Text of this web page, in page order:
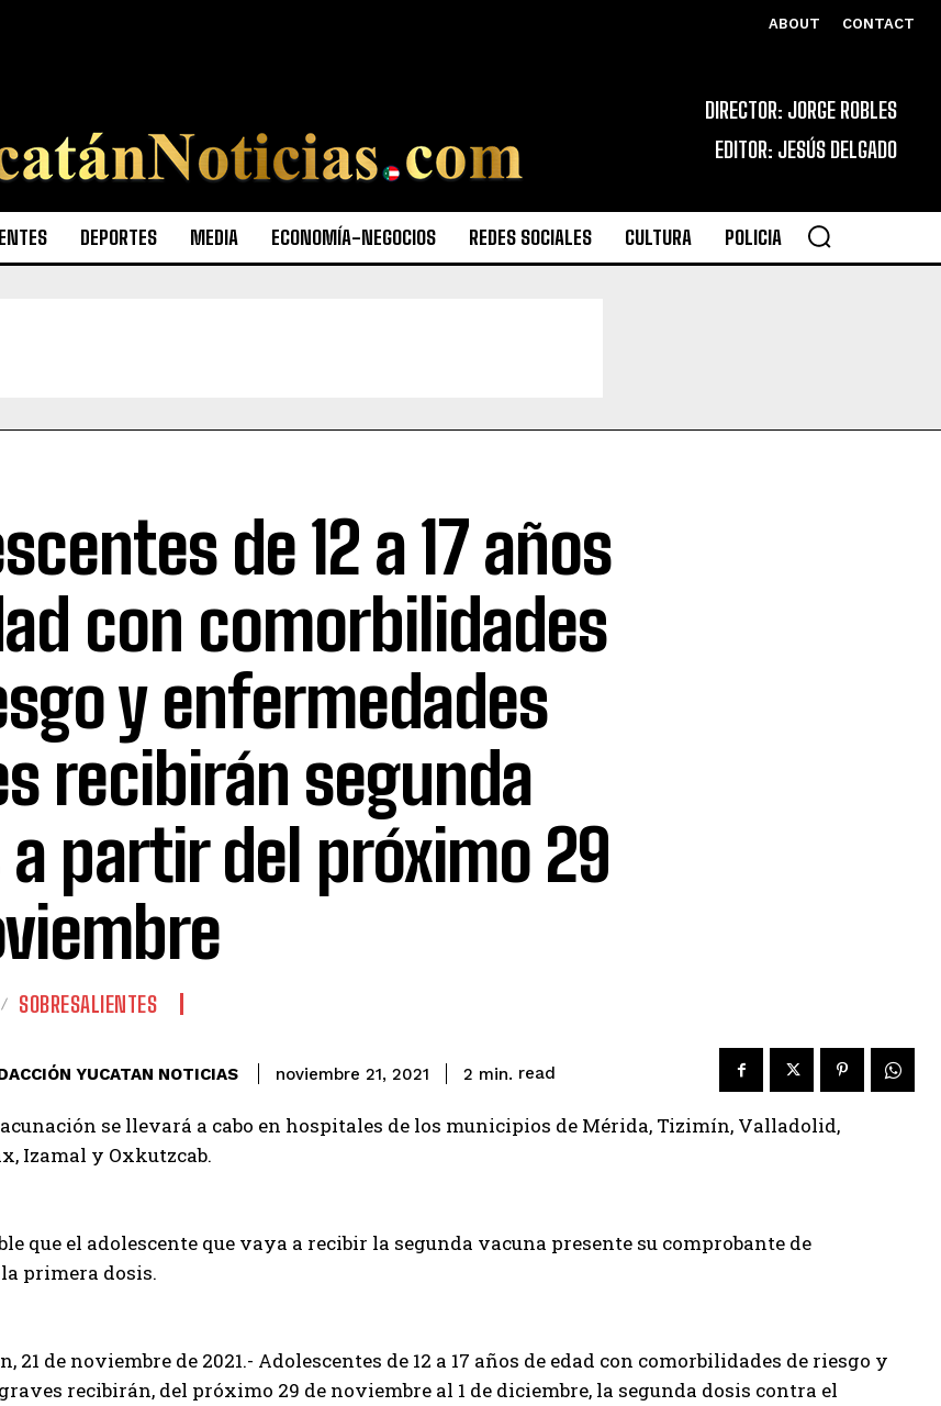
ABOUT CONTACT
DIRECTOR: JORGE ROBLES
EDITOR: JESÚS DELGADO
DEPORTES MEDIA ECONOMÍA-NEGOCIOS REDES SOCIALES CULTURA POLICIA
de 12 a 17 años
con comorbilidades
y enfermedades
recibirán segunda
partir del próximo 29
SOBRESALIENTES
YUCATAN NOTICIAS noviembre 21, 2021 2 min. read
se llevará a cabo en hospitales de los municipios de Mérida, Tizimín, Valladolid,
Izamal y Oxkutzcab.
que el adolescente que vaya a recibir la segunda vacuna presente su comprobante de
primera dosis.
21 de noviembre de 2021.- Adolescentes de 12 a 17 años de edad con comorbilidades de riesgo y
recibirán, del próximo 29 de noviembre al 1 de diciembre, la segunda dosis contra el